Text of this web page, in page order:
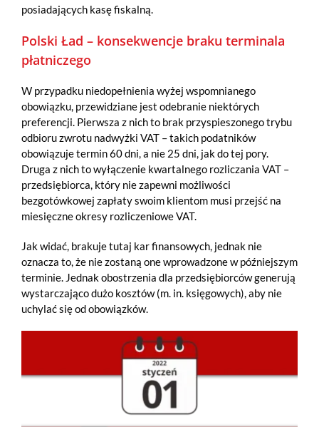
posiadających kasę fiskalną.
Polski Ład – konsekwencje braku terminala
płatniczego
W przypadku niedopełnienia wyżej wspomnianego
obowiązku, przewidziane jest odebranie niektórych
preferencji. Pierwsza z nich to brak przyspieszonego trybu
odbioru zwrotu nadwyżki VAT – takich podatników
obowiązuje termin 60 dni, a nie 25 dni, jak do tej pory.
Druga z nich to wyłączenie kwartalnego rozliczania VAT –
przedsiębiorca, który nie zapewni możliwości
bezgotówkowej zapłaty swoim klientom musi przejść na
miesięczne okresy rozliczeniowe VAT.
Jak widać, brakuje tutaj kar finansowych, jednak nie
oznacza to, że nie zostaną one wprowadzone w późniejszym
terminie. Jednak obostrzenia dla przedsiębiorców generują
wystarczająco dużo kosztów (m. in. księgowych), aby nie
uchylać się od obowiązków.